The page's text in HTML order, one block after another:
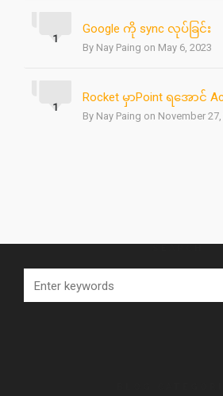
Google ကို sync လုပ်ခြင်း
By Nay Paing on May 6, 2023
1
Rocket မှာPoint ရအောင်
By Nay Paing on November 27,
1